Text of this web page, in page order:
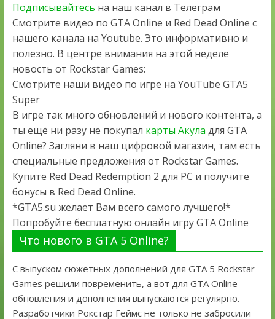
Подписывайтесь на наш канал в Телеграм
Смотрите видео по GTA Online и Red Dead Online с
нашего канала на Youtube. Это информативно и
полезно. В центре внимания на этой неделе
новость от Rockstar Games:
Смотрите наши видео по игре на YouTube GTA5
Super
В игре так много обновлений и нового контента, а
ты ещё ни разу не покупал карты Акула для GTA
Online? Загляни в наш цифровой магазин, там есть
специальные предложения от Rockstar Games.
Купите Red Dead Redemption 2 для PC и получите
бонусы в Red Dead Online.
*GTA5.su желает Вам всего самого лучшего!*
Попробуйте бесплатную онлайн игру GTA Online
Что нового в GTA 5 Online?
С выпуском сюжетных дополнений для GTA 5 Rockstar
Games решили повременить, а вот для GTA Online
обновления и дополнения выпускаются регулярно.
Разработчики Рокстар Геймс не только не забросили